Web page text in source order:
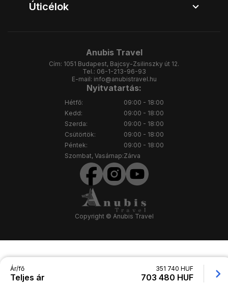
Ár/fő 351 740 HUF
Teljes ár 703 480 HUF
Úticélok
Anubis Travel
Cím: 1051 Budapest, Bajcsy-Zsilinszky út 12.
Tel.: 06-1-213-96-93
E-mail: info@anubistravel.hu
Nyitvatartás:
Hétfő:
Kedd:
Szerda:
Csütörtök:
Péntek:
Szombat, Vasárnap:
09:00 - 18:00
09:00 - 18:00
09:00 - 18:00
09:00 - 18:00
09:00 - 18:00
Zárva
Copyright © Anubis Travel